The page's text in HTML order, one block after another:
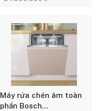
Máy rửa chén âm toàn
phần Bosch